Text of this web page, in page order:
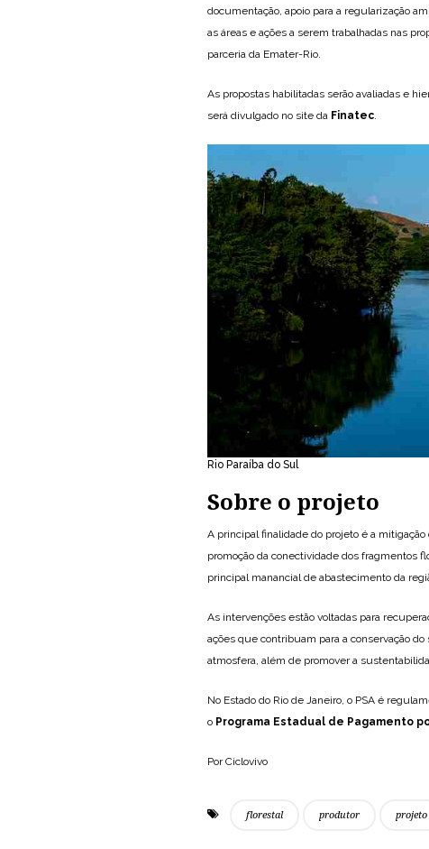
documentação, apoio para a regularização
as áreas e ações a serem trabalhadas nas
parceria da Emater-Rio.
As propostas habilitadas serão avaliadas e
será divulgado no site da Finatec.
Rio Paraíba do Sul
Sobre o projeto
A principal finalidade do projeto é a
promoção da conectividade dos fragmentos
principal manancial de abastecimento da
As intervenções estão voltadas para
ações que contribuam para a conservação
atmosfera, além de promover a
No Estado do Rio de Janeiro, o PSA é
o Programa Estadual de Pagamento
Por Ciclovivo
florestal produtor projeto